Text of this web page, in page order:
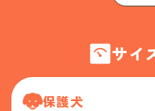
サイ
保護犬